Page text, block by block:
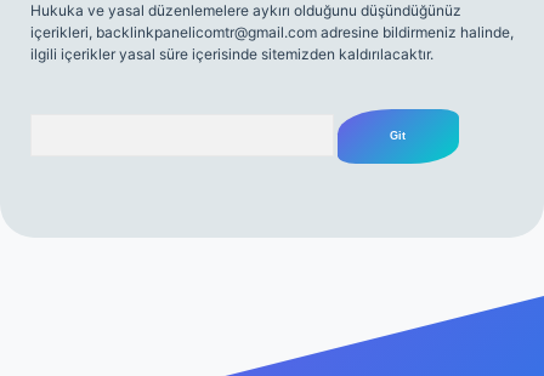
Hukuka ve yasal düzenlemelere aykırı olduğunu düşündüğünüz
içerikleri, backlinkpanelicomtr@gmail.com adresine bildirmeniz halinde,
ilgili içerikler yasal süre içerisinde sitemizden kaldırılacaktır.